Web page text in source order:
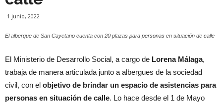
1 junio, 2022
El alberque de San Cayetano cuenta con 20 plazas para personas en situación de calle
El Ministerio de Desarrollo Social, a cargo de Lorena Málaga,
trabaja de manera articulada junto a albergues de la sociedad
civil, con el objetivo de brindar un espacio de asistencias para
personas en situación de calle. Lo hace desde el 1 de Mayo